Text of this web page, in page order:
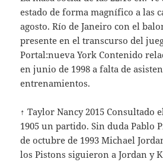
estado de forma magnífico a las
agosto. Río de Janeiro con el
presente en el transcurso del
Portal:nueva York Contenido
en junio de 1998 a falta de
entrenamientos.
↑ Taylor Nancy 2015 Consultado
1905 un partido. Sin duda Pablo
de octubre de 1993 Michael
los Pistons siguieron a Jordan y